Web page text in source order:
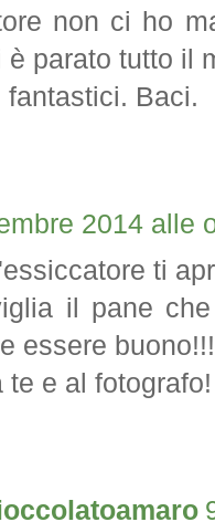
non ci ho
è parato tutto il
fantastici. Baci.
2014 alle
ti
il pane
essere buono!!!
te e al